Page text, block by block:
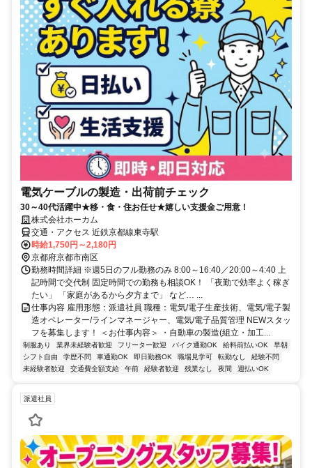
電気ケーブルの製造・出荷前チェック
30～40代活躍中★移・食・住お任せ★嬉しい支援金ご用意！
株式会社ホーカム
交通・アクセス 近鉄京都線東寺駅
時給1,750円～2,180円
京都府京都市南区
勤務時間詳細 ※週5日のフル勤務のみ 8:00～16:40／20:00～4:40 上
記時間で交代制 固定時間での勤務も相談OK！ 「夜勤で効率よく稼ぎ
たい」 「家庭があるから夕方まで」 など… ...
仕事内容 雇用形態：派遣社員 職種：電気/電子生産技術、電気/電子製
造オペレーター/ラインマネージャー、電気/電子品質管理 NEWスタッ
フを募集します！ ＜お仕事内容＞ ・自動車の製造(組立・加工...
制服あり 業界未経験者歓迎 フリーター歓迎 バイク通勤OK 給料前払いOK
早朝
シフト自由
学歴不問 車通勤OK 即日勤務OK 職場見学可 転勤なし
経験不問
未経験者歓迎
交通費全額支給 午前 経験者歓迎 残業なし 夜間 週払いOK
派遣社員